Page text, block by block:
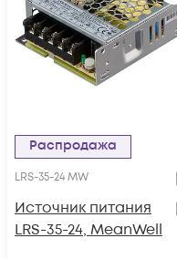
Распродажа
LRS-35-24 MW
Источник питания
LRS-35-24, MeanWell